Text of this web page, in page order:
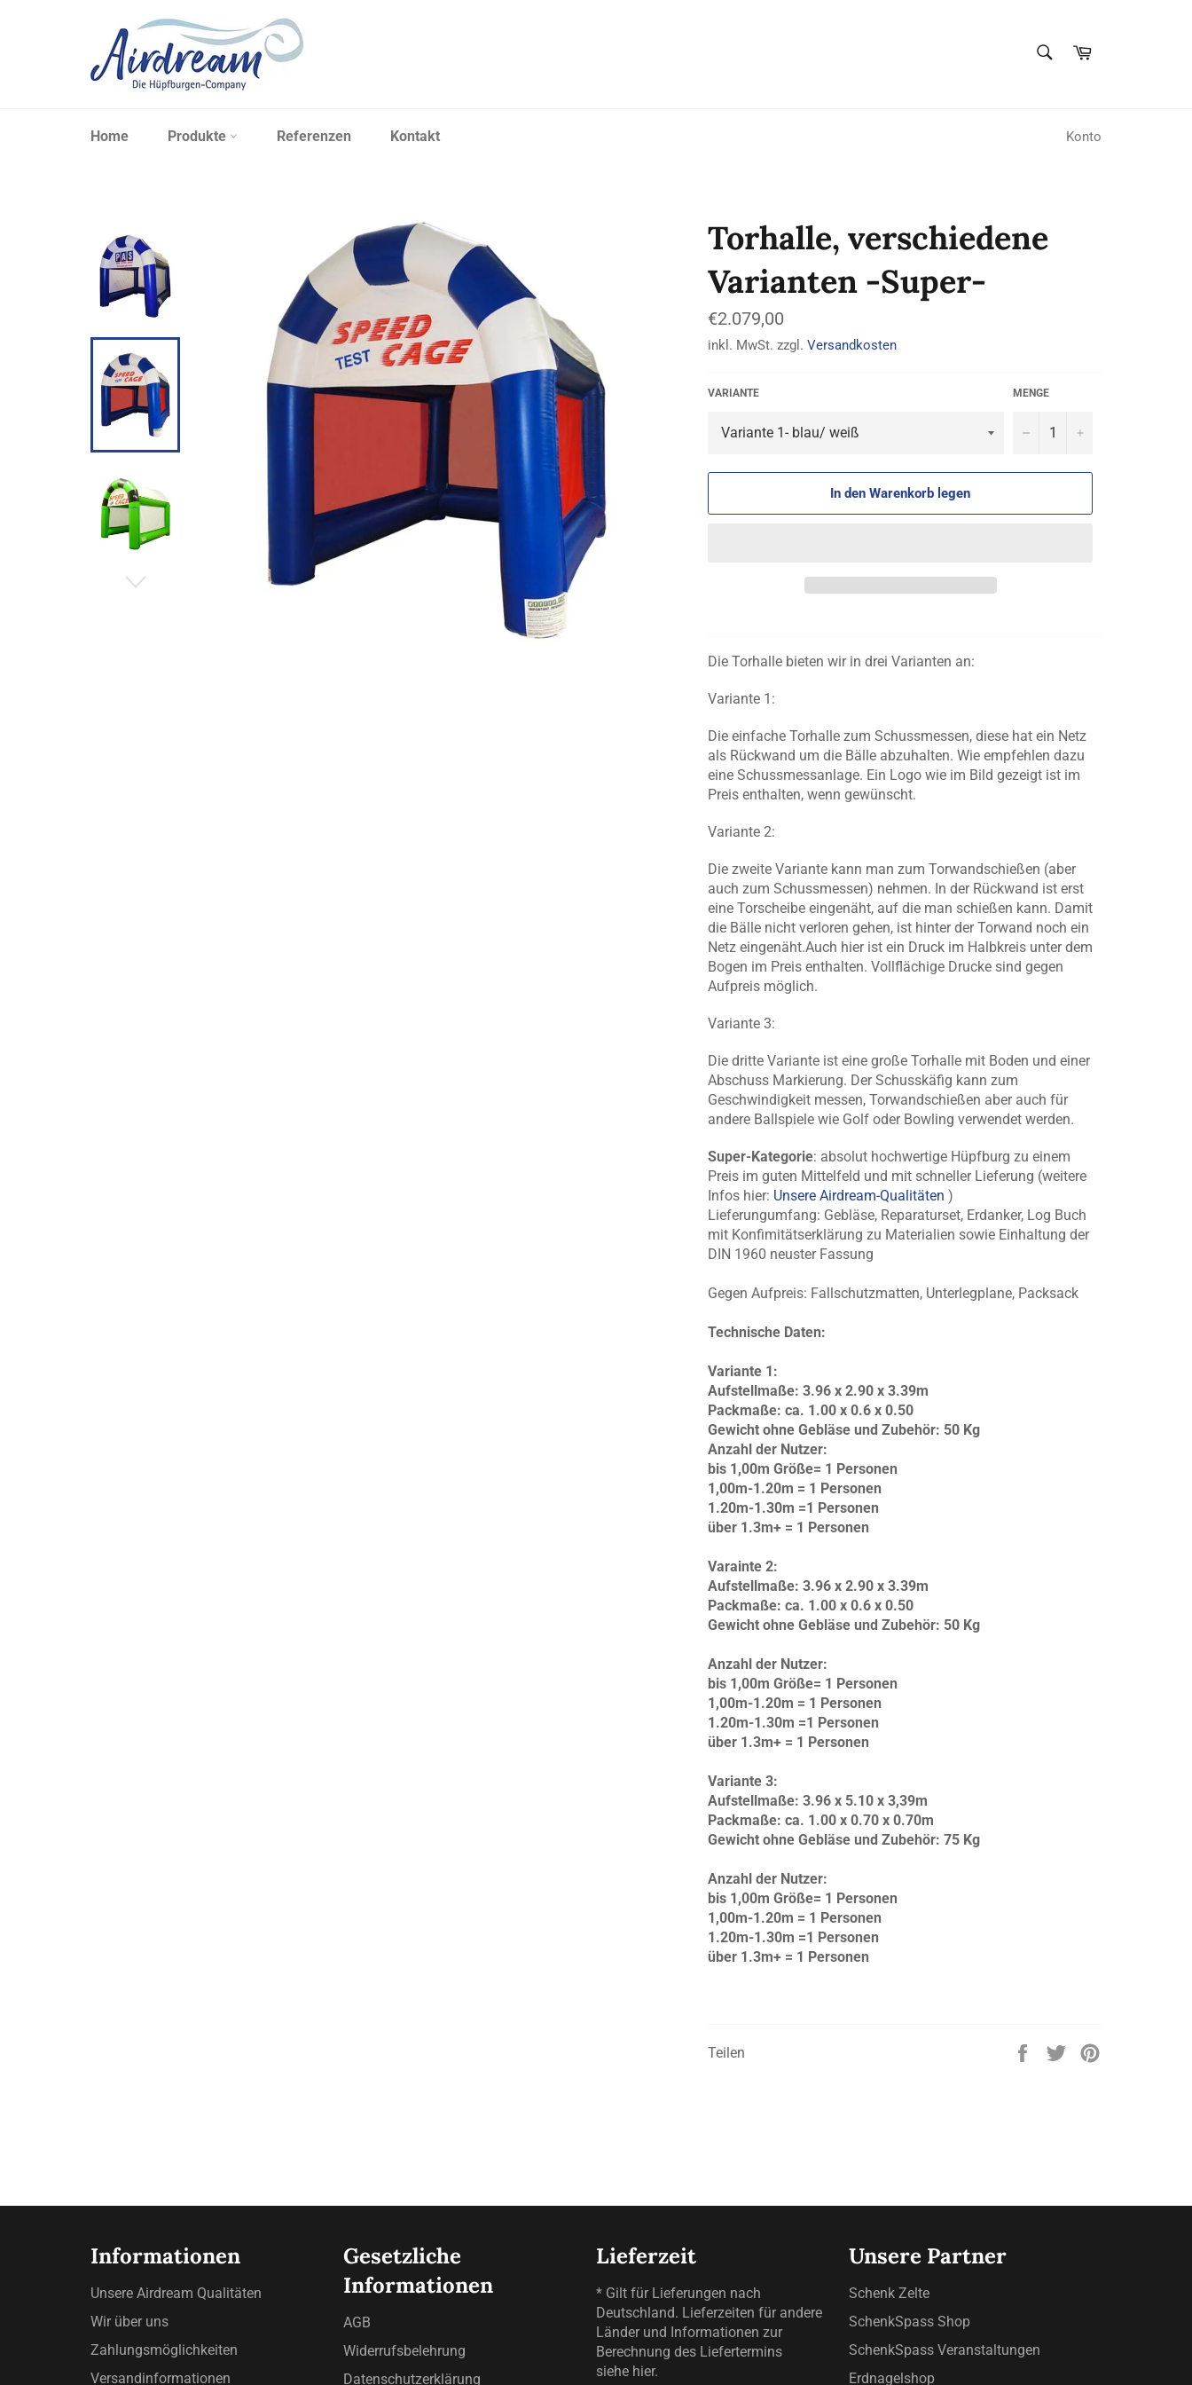
Warenkorb
Home Produkte Referenzen Kontakt Konto
Torhalle, verschiedene
Varianten -Super-
Normaler
Preis
€2.079,00
inkl. MwSt. zzgl. Versandkosten
VARIANTE MENGE
− +
In den Warenkorb legen
Die Torhalle bieten wir in drei Varianten an:
Variante 1:
Die einfache Torhalle zum Schussmessen, diese hat ein Netz
als Rückwand um die Bälle abzuhalten. Wie empfehlen dazu
eine Schussmessanlage. Ein Logo wie im Bild gezeigt ist im
Preis enthalten, wenn gewünscht.
Variante 2:
Die zweite Variante kann man zum Torwandschießen (aber
auch zum Schussmessen) nehmen. In der Rückwand ist erst
eine Torscheibe eingenäht, auf die man schießen kann. Damit
die Bälle nicht verloren gehen, ist hinter der Torwand noch ein
Netz eingenäht.Auch hier ist ein Druck im Halbkreis unter dem
Bogen im Preis enthalten. Vollflächige Drucke sind gegen
Aufpreis möglich.
Variante 3:
Die dritte Variante ist eine große Torhalle mit Boden und einer
Abschuss Markierung. Der Schusskäfig kann zum
Geschwindigkeit messen, Torwandschießen aber auch für
andere Ballspiele wie Golf oder Bowling verwendet werden.
Super-Kategorie: absolut hochwertige Hüpfburg zu einem
Preis im guten Mittelfeld und mit schneller Lieferung (weitere
Infos hier: Unsere Airdream-Qualitäten )
Lieferungumfang: Gebläse, Reparaturset, Erdanker, Log Buch
mit Konfimitätserklärung zu Materialien sowie Einhaltung der
DIN 1960 neuster Fassung
Gegen Aufpreis: Fallschutzmatten, Unterlegplane, Packsack
Technische Daten:
Variante 1:
Aufstellmaße: 3.96 x 2.90 x 3.39m
Packmaße: ca. 1.00 x 0.6 x 0.50
Gewicht ohne Gebläse und Zubehör: 50 Kg
Anzahl der Nutzer:
bis 1,00m Größe= 1 Personen
1,00m-1.20m = 1 Personen
1.20m-1.30m =1 Personen
über 1.3m+ = 1 Personen
Varainte 2:
Aufstellmaße: 3.96 x 2.90 x 3.39m
Packmaße: ca. 1.00 x 0.6 x 0.50
Gewicht ohne Gebläse und Zubehör: 50 Kg
Anzahl der Nutzer:
bis 1,00m Größe= 1 Personen
1,00m-1.20m = 1 Personen
1.20m-1.30m =1 Personen
über 1.3m+ = 1 Personen
Variante 3:
Aufstellmaße: 3.96 x 5.10 x 3,39m
Packmaße: ca. 1.00 x 0.70 x 0.70m
Gewicht ohne Gebläse und Zubehör: 75 Kg
Anzahl der Nutzer:
bis 1,00m Größe= 1 Personen
1,00m-1.20m = 1 Personen
1.20m-1.30m =1 Personen
über 1.3m+ = 1 Personen
Teilen
Auf
Auf
Informationen
Unsere Airdream Qualitäten
Wir über uns
Zahlungsmöglichkeiten
Versandinformationen
Gesetzliche
Informationen
AGB
Widerrufsbelehrung
Datenschutzerklärung
Lieferzeit
* Gilt für Lieferungen nach
Deutschland. Lieferzeiten für andere
Länder und Informationen zur
Berechnung des Liefertermins
siehe hier.
Unsere Partner
Schenk Zelte
SchenkSpass Shop
SchenkSpass Veranstaltungen
Erdnagelshop